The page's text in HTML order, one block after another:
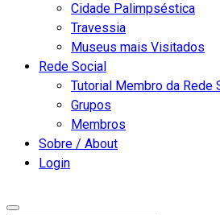
Cidade Palimpséstica
Travessia
Museus mais Visitados
Rede Social
Tutorial Membro da Rede
Grupos
Membros
Sobre / About
Login